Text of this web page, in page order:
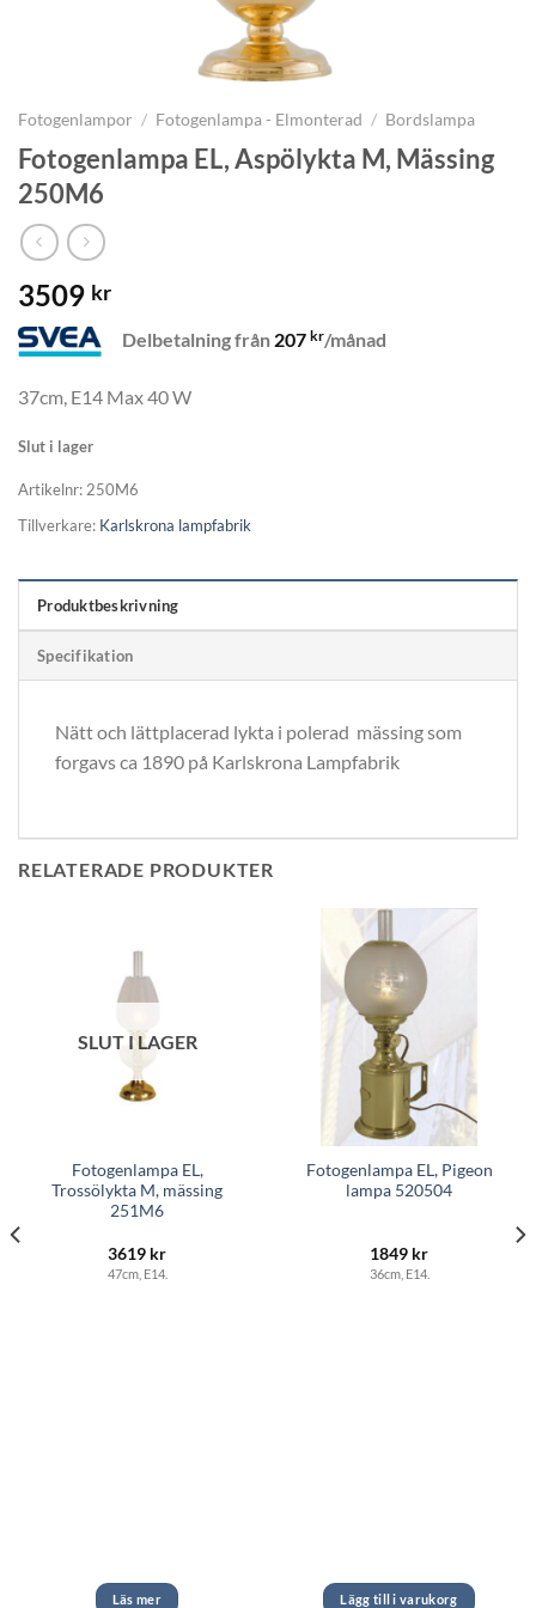
Fotogenlampor / Fotogenlampa - Elmonterad / Bordslampa
Fotogenlampa EL, Aspölykta M, Mässing
250M6
3509 kr
Delbetalning från 207 kr/månad
37cm, E14 Max 40 W
Slut i lager
Artikelnr: 250M6
Tillverkare: Karlskrona lampfabrik
Produktbeskrivning
Specifikation
Nätt och lättplacerad lykta i polerad mässing som
forgavs ca 1890 på Karlskrona Lampfabrik
RELATERADE PRODUKTER
SLUT I LAGER
Fotogenlampa EL,
Trossölykta M, mässing
251M6
3619 kr
47cm, E14.
Läs mer
Fotogenlampa EL, Pigeon
lampa 520504
1849 kr
36cm, E14.
Lägg till i varukorg